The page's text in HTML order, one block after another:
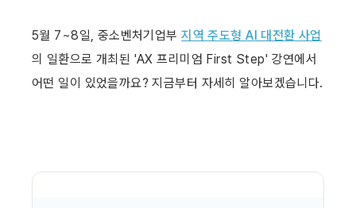
5월 7~8일, 중소벤처기업부 지역 주도형 AI 대전환 사업
의 일환으로 개최된 'AX 프리미엄 First Step' 강연에서